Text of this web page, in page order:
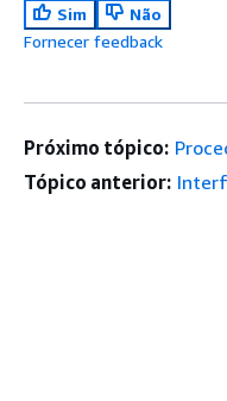
Sim
Não
Fornecer feedback
Próximo tópico:
Tópico anterior: